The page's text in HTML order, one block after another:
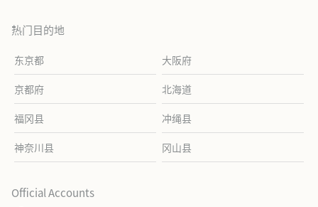
热门目的地
东京都 大阪府
京都府 北海道
福冈县 冲绳县
神奈川县 冈山县
Official Accounts